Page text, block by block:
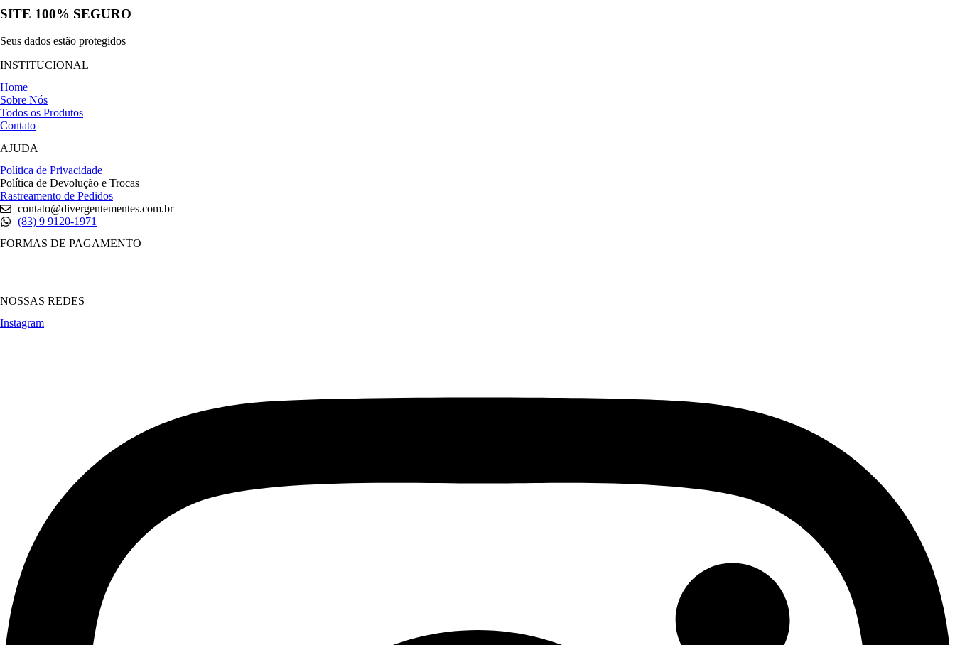
SITE 100% SEGURO
Seus dados estão protegidos
INSTITUCIONAL
Home
Sobre Nós
Todos os Produtos
Contato
AJUDA
Política de Privacidade
Política de Devolução e Trocas
Rastreamento de Pedidos
contato@divergentementes.com.br
(83) 9 9120-1971
FORMAS DE PAGAMENTO
NOSSAS REDES
Instagram